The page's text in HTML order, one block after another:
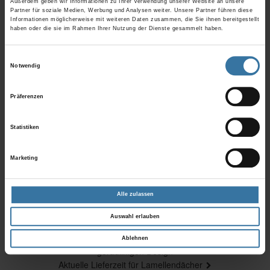
Außerdem geben wir Informationen zu Ihrer Verwendung unserer Website an unsere
Partner für soziale Medien, Werbung und Analysen weiter. Unsere Partner führen diese
Informationen möglicherweise mit weiteren Daten zusammen, die Sie ihnen bereitgestellt
haben oder die sie im Rahmen Ihrer Nutzung der Dienste gesammelt haben.
Notwendig
Präferenzen
Statistiken
Marketing
Alle zulassen
Auswahl erlauben
Ablehnen
vernetzten Geräte immer im Blick.
Beitragsnavigation
Beitrag
Zetra – die neue Lamelle für Außenjalousien im modernen,
geradlinigen Design
Nächster
Aktuelle Lieferzeit für Lamellendächer